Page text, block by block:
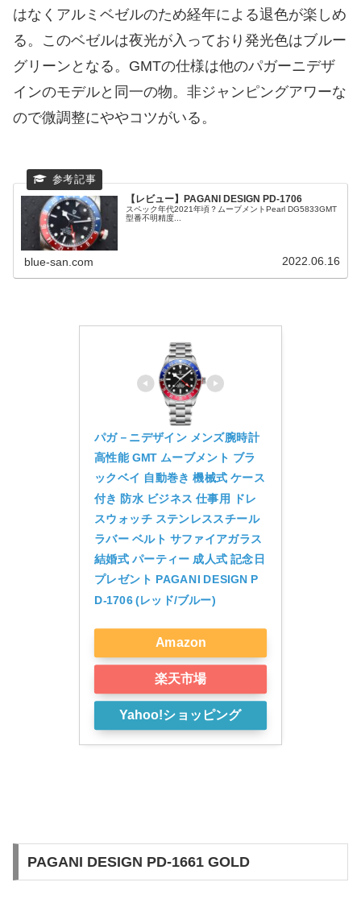
はなくアルミベゼルのため経年による退色が楽しめ
る。このベゼルは夜光が入っており発光色はブルー
グリーンとなる。GMTの仕様は他のパガーニデザ
インのモデルと同一の物。非ジャンピングアワーな
ので微調整にややコツがいる。
【レビュー】PAGANI DESIGN PD-1706
スペック年代2021年頃？ムーブメントPearl DG5833GMT
型番不明精度...
blue-san.com 2022.06.16
パガ－ニデザイン メンズ腕時計
高性能 GMT ムーブメント ブラ
ックベイ 自動巻き 機械式 ケース
付き 防水 ビジネス 仕事用 ドレ
スウォッチ ステンレススチール
ラバー ベルト サファイアガラス
結婚式 パーティー 成人式 記念日
プレゼント PAGANI DESIGN P
D-1706 (レッド/ブルー)
Amazon
楽天市場
Yahoo!ショッピング
PAGANI DESIGN PD-1661 GOLD